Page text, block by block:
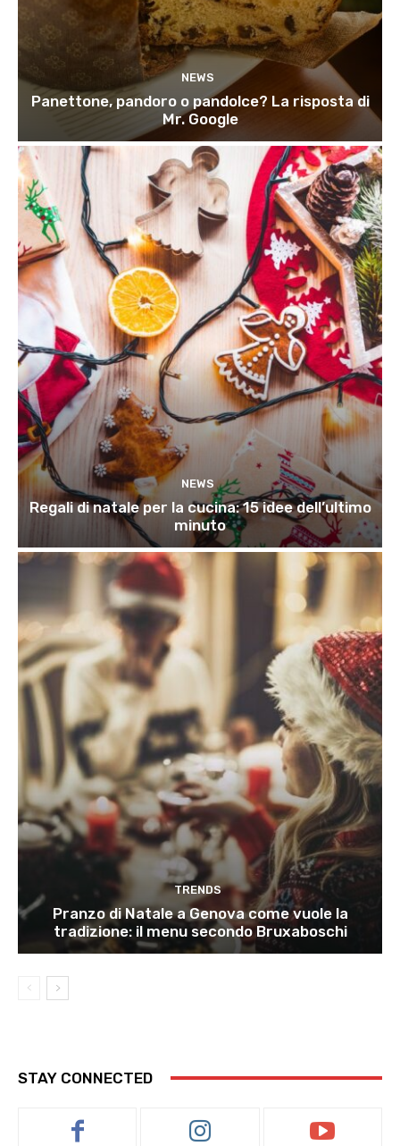
NEWS
Panettone, pandoro o pandolce? La risposta di
Mr. Google
NEWS
Regali di natale per la cucina: 15 idee dell’ultimo
minuto
TRENDS
Pranzo di Natale a Genova come vuole la
tradizione: il menu secondo Bruxaboschi
STAY CONNECTED